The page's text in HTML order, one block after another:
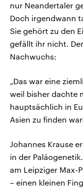
nur Neandertaler
Doch irgendwann
Sie gehört zu den
gefällt ihr nicht.
Nachwuchs:
„Das war eine
weil bisher dachte
hauptsächlich in
Asien zu finden
Johannes Krause
in der
am Leipziger Max-
– einen kleinen